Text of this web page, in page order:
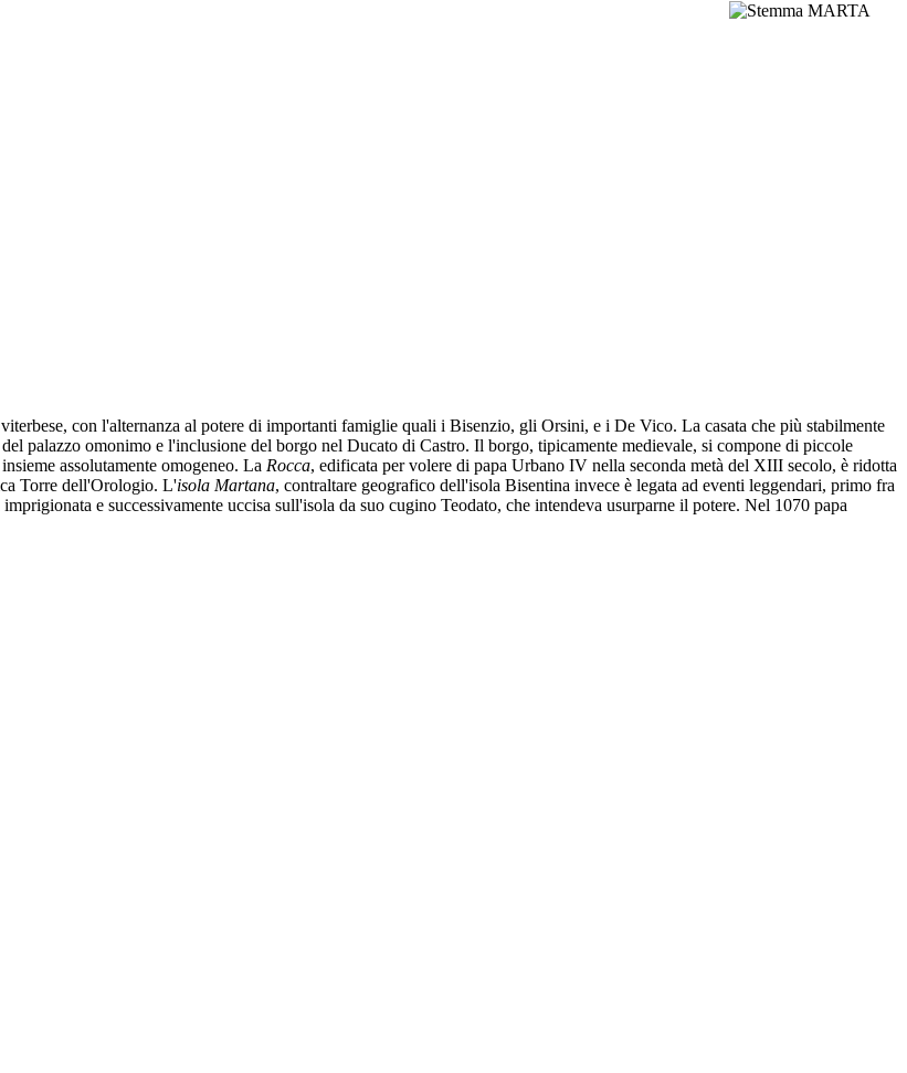
con l'alternanza al potere di importanti famiglie quali i Bisenzio, gli Orsini, e i De Vico. La casata che più stabilmente
palazzo omonimo e l'inclusione del borgo nel Ducato di Castro. Il borgo, tipicamente medievale, si compone di piccole
assolutamente omogeneo. La Rocca, edificata per volere di papa Urbano IV nella seconda metà del XIII secolo, è ridotta
Torre dell'Orologio. L'isola Martana, contraltare geografico dell'isola Bisentina invece è legata ad eventi leggendari, primo fra
e successivamente uccisa sull'isola da suo cugino Teodato, che intendeva usurparne il potere. Nel 1070 papa